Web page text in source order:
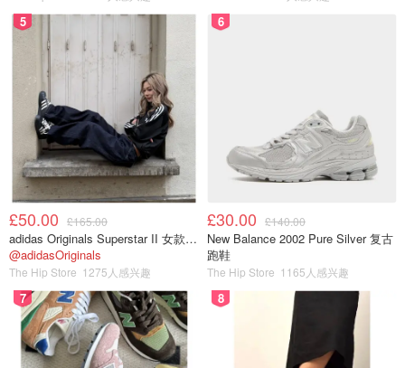
5
£50.00 £165.00
adidas Originals Superstar II 女款串珠休闲鞋 黑色
@adidasOriginals
The Hip Store 1275人感兴趣
6
£30.00 £140.00
New Balance 2002 Pure Silver 复古
跑鞋
The Hip Store 1165人感兴趣
7 8